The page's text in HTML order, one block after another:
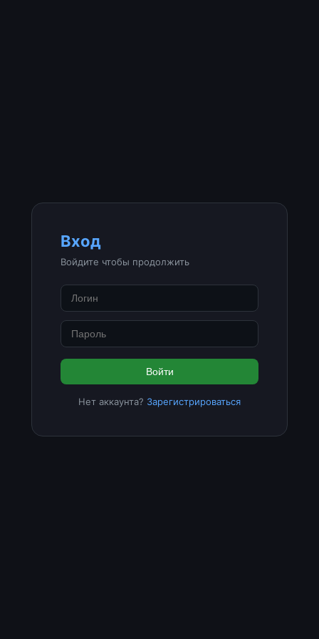
Вход
Войдите чтобы продолжить
Войти
Нет аккаунта? Зарегистрироваться